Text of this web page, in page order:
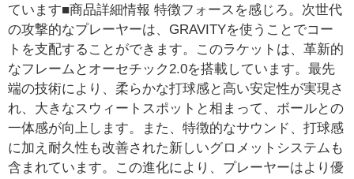
ています■商品詳細情報 特徴フォースを感じろ。次世代
の攻撃的なプレーヤーは、GRAVITYを使うことでコー
トを支配することができます。このラケットは、革新的
なフレームとオーセチック2.0を搭載しています。最先
端の技術により、柔らかな打球感と高い安定性が実現さ
れ、大きなスウィートスポットと相まって、ボールとの
一体感が向上します。また、特徴的なサウンド、打球感
に加え耐久性も改善された新しいグロメットシステムも
含まれています。この進化により、プレーヤーはより優